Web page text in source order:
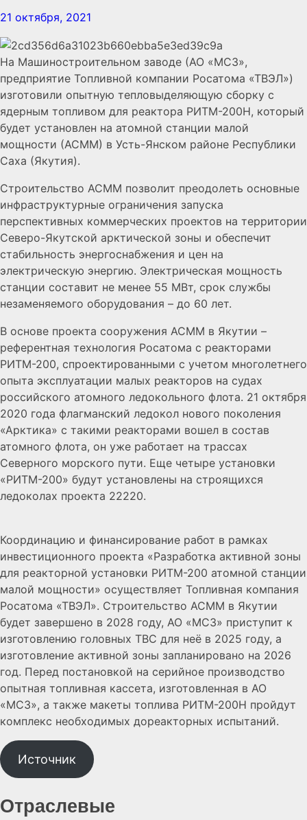
21 октября, 2021
На Машиностроительном заводе (АО «МСЗ»,
предприятие Топливной компании Росатома «ТВЭЛ»)
изготовили опытную тепловыделяющую сборку с
ядерным топливом для реактора РИТМ-200Н, который
будет установлен на атомной станции малой
мощности (АСММ) в Усть-Янском районе Республики
Саха (Якутия).
Строительство АСММ позволит преодолеть основные
инфраструктурные ограничения запуска
перспективных коммерческих проектов на территории
Северо-Якутской арктической зоны и обеспечит
стабильность энергоснабжения и цен на
электрическую энергию. Электрическая мощность
станции составит не менее 55 МВт, срок службы
незаменяемого оборудования – до 60 лет.
В основе проекта сооружения АСММ в Якутии –
референтная технология Росатома с реакторами
РИТМ-200, спроектированными с учетом многолетнего
опыта эксплуатации малых реакторов на судах
российского атомного ледокольного флота. 21 октября
2020 года флагманский ледокол нового поколения
«Арктика» с такими реакторами вошел в состав
атомного флота, он уже работает на трассах
Северного морского пути. Еще четыре установки
«РИТМ-200» будут установлены на строящихся
ледоколах проекта 22220.
Координацию и финансирование работ в рамках
инвестиционного проекта «Разработка активной зоны
для реакторной установки РИТМ-200 атомной станции
малой мощности» осуществляет Топливная компания
Росатома «ТВЭЛ». Строительство АСММ в Якутии
будет завершено в 2028 году, АО «МСЗ» приступит к
изготовлению головных ТВС для неё в 2025 году, а
изготовление активной зоны запланировано на 2026
год. Перед постановкой на серийное производство
опытная топливная кассета, изготовленная в АО
«МСЗ», а также макеты топлива РИТМ-200Н пройдут
комплекс необходимых дореакторных испытаний.
Источник
Отраслевые